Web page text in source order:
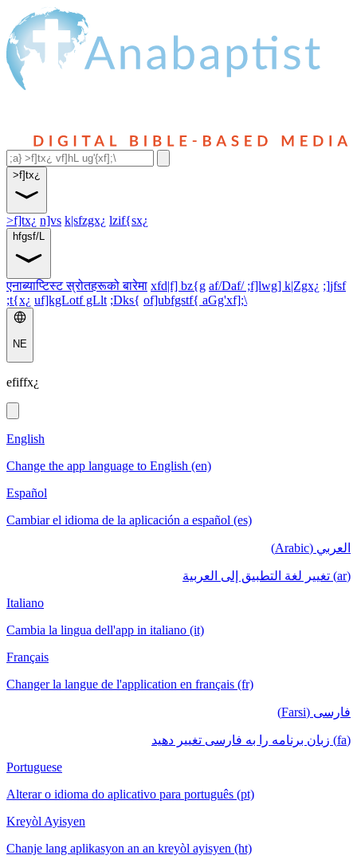
>f]tx¿
>f]tx¿ n]vs k|sfzgx¿ lzif{sx¿
hfgsf/L
एनाब्याप्टिस्ट स्रोतहरूको बारेमा xfd|f] bz{g af/Daf/ ;f]lwg] k|Zgx¿ ;]jfsf
;t{x¿ uf]kgLotf gLlt ;Dks{ of]ubfgstf{ aGg'xf];\
NE
efiffx¿
English
Change the app language to English (en)
Español
Cambiar el idioma de la aplicación a español (es)
العربي (Arabic)
(ar) تغيير لغة التطبيق إلى العربية
Italiano
Cambia la lingua dell'app in italiano (it)
Français
Changer la langue de l'application en français (fr)
فارسی (Farsi)
(fa) زبان برنامه را به فارسی تغییر دهید
Portuguese
Alterar o idioma do aplicativo para português (pt)
Kreyòl Ayisyen
Chanje lang aplikasyon an an kreyòl ayisyen (ht)